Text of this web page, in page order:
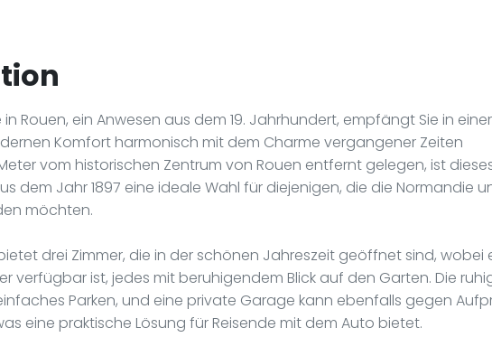
in Rouen, ein Anwesen aus dem 19. Jahrhundert, empfängt Sie in einer
Komfort harmonisch mit dem Charme vergangener Zeiten
vom historischen Zentrum von Rouen entfernt gelegen, ist
dem Jahr 1897 eine ideale Wahl für diejenigen, die die Normandie
möchten.
drei Zimmer, die in der schönen Jahreszeit geöffnet sind, wobei
verfügbar ist, jedes mit beruhigendem Blick auf den Garten. Die
Parken, und eine private Garage kann ebenfalls gegen
eine praktische Lösung für Reisende mit dem Auto bietet.